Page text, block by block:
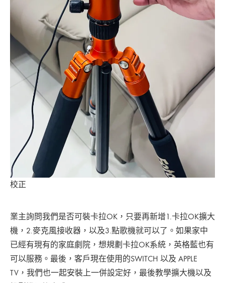
校正
業主詢問我們是否可裝卡拉OK，只要再新增1.卡拉OK擴大
機，2.麥克風接收器，以及3.點歌機就可以了。如果家中
已經有現有的家庭劇院，想規劃卡拉OK系統，英格藍也有
可以服務。最後，客戶現在使用的SWITCH 以及 APPLE
TV，我們也一起安裝上一併設定好，最後教學擴大機以及